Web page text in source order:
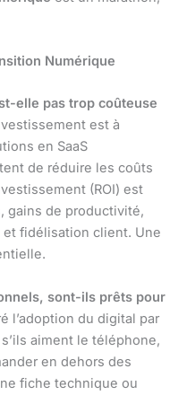
Numérique
elle pas trop coûteuse
est à
en SaaS
de réduire les coûts
(ROI) est
gains de productivité,
fidélisation client. Une
sont-ils prêts pour
l’adoption du digital par
aiment le téléphone,
en dehors des
fiche technique ou